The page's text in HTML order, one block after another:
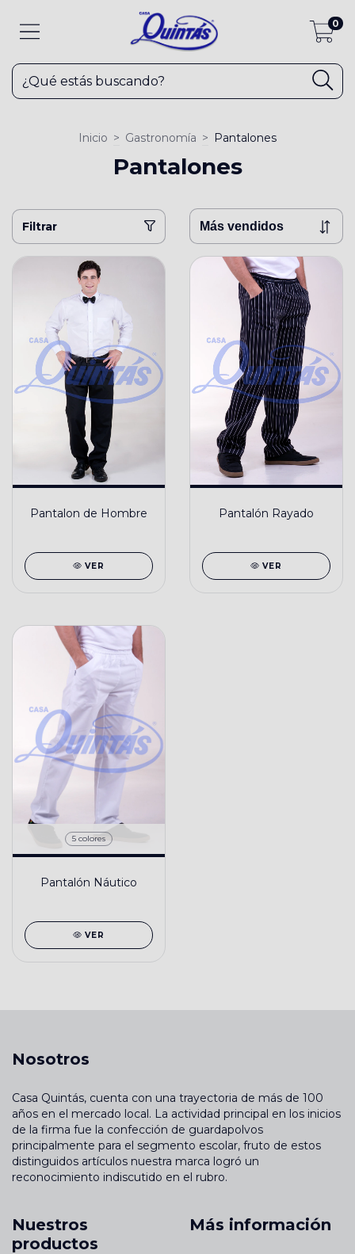
0
Inicio > Gastronomía > Pantalones
Pantalones
Filtrar
Pantalon de Hombre
VER
Pantalón Rayado
VER
5 colores
Pantalón Náutico
VER
Nosotros
Casa Quintás, cuenta con una trayectoria de más de 100
años en el mercado local. La actividad principal en los inicios
de la firma fue la confección de guardapolvos
principalmente para el segmento escolar, fruto de estos
distinguidos artículos nuestra marca logró un
reconocimiento indiscutido en el rubro.
Nuestros
productos
Más información